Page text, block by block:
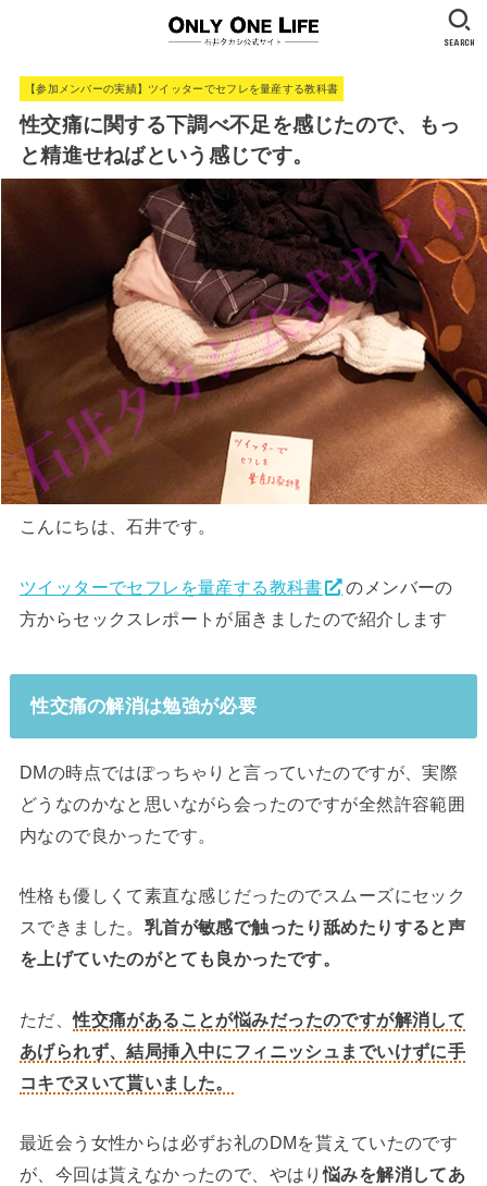
SEARCH
【参加メンバーの実績】ツイッターでセフレを量産する教科書
性交痛に関する下調べ不足を感じたので、もっ
と精進せねばという感じです。
こんにちは、石井です。
ツイッターでセフレを量産する教科書
のメンバーの
方からセックスレポートが届きましたので紹介します
性交痛の解消は勉強が必要
DMの時点ではぽっちゃりと言っていたのですが、実際
どうなのかなと思いながら会ったのですが全然許容範囲
内なので良かったです。
性格も優しくて素直な感じだったのでスムーズにセック
スできました。 乳首が敏感で触ったり舐めたりすると声
を上げていたのがとても良かったです。
ただ、性交痛があることが悩みだったのですが解消して
あげられず、結局挿入中にフィニッシュまでいけずに手
コキでヌいて貰いました。
最近会う女性からは必ずお礼のDMを貰えていたのです
が、今回は貰えなかったので、やはり悩みを解消してあ